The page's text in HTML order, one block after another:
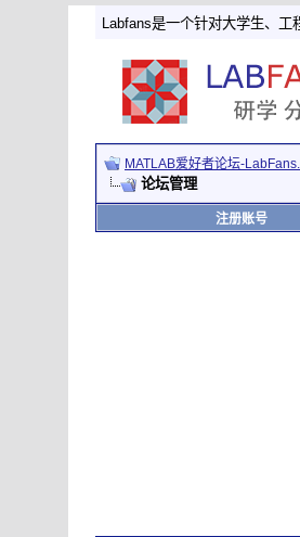
Labfans是一个针对大学生、
MATLAB爱好者论坛-
论坛管理
注册账号